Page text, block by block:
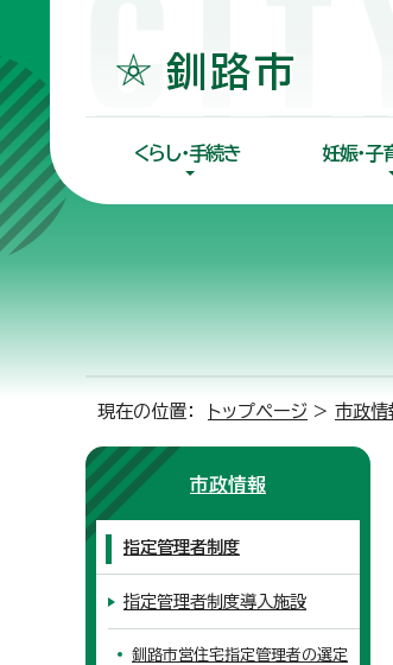
くらし・手続き 妊娠・子
現在の位置： トップページ > 市政情
市政情報
指定管理者制度
指定管理者制度導入施設
釧路市営住宅指定管理者の選定